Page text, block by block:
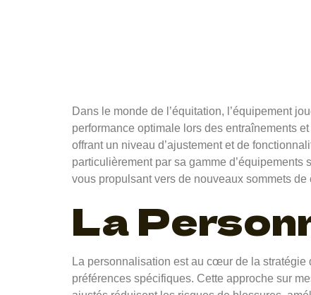
Dans le monde de l’équitation, l’équipement
performance optimale lors des entraînements
offrant un niveau d’ajustement et de
particulièrement par sa gamme
vous propulsant vers de nouveaux sommets de
La
La personnalisation est au cœur de la stratégie
préférences spécifiques. Cette approche sur